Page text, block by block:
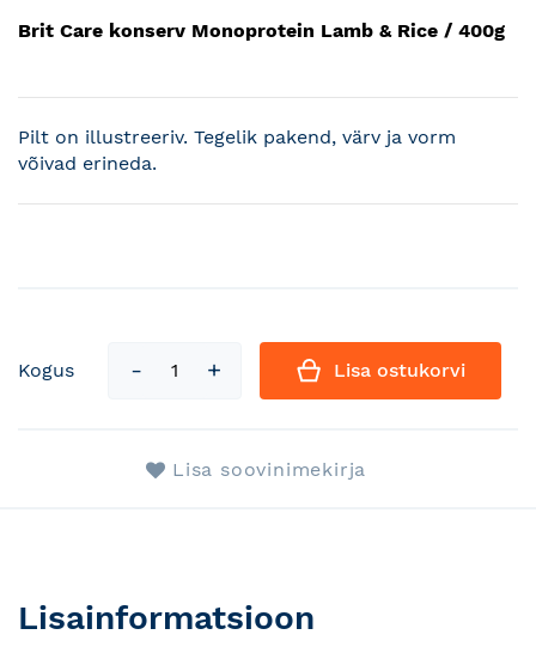
Brit Care konserv Monoprotein Lamb & Rice / 400g
Pilt on illustreeriv. Tegelik pakend, värv ja vorm
võivad erineda.
Kogus Lisa ostukorvi
Lisa soovinimekirja
Lisainformatsioon